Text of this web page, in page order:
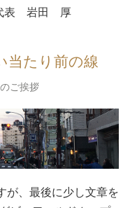
表 岩田 厚
当たり前の線
ご挨拶
が、最後に少し文章を